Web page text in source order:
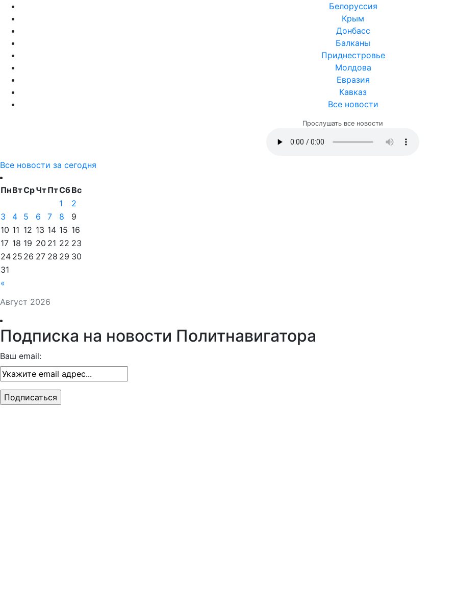
Белоруссия
Крым
Донбасс
Балканы
Приднестровье
Молдова
Евразия
Кавказ
Все новости
Прослушать все новости
Все новости за сегодня
Август 2026
ПнВтСрЧтПтСбВс
«
1
2
3
4 5 6 7 8
9
10 11 12 13 14 15 16
17 18 19 20 21 22 23
24 25 26 27 28 29 30
31
Подписка на новости Политнавигатора
Ваш email: